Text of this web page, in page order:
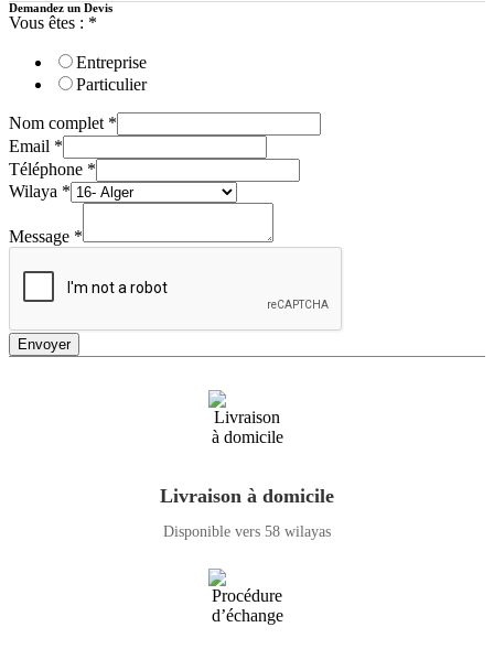
Demandez un Devis
Vous êtes : *
Entreprise
Particulier
Nom complet *
Email *
Téléphone *
Wilaya *
Message *
Envoyer
Livraison à domicile
Disponible vers 58 wilayas